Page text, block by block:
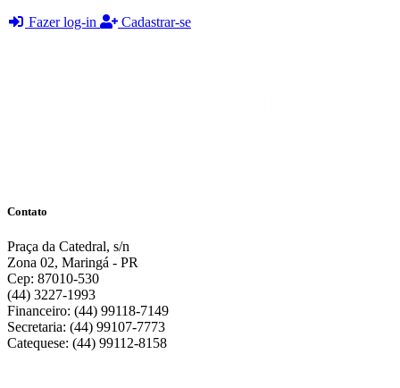
Fazer log-in
Cadastrar-se
Contato
Praça da Catedral, s/n
Zona 02, Maringá - PR
Cep: 87010-530
(44) 3227-1993
Financeiro: (44) 99118-7149
Secretaria: (44) 99107-7773
Catequese: (44) 99112-8158